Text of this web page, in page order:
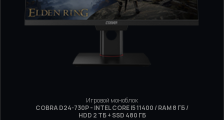
Игровой моноблок
COBRA D24-730P - INTEL CORE I5 11400 / RAM 8 ГБ /
HDD 2 ТБ + SSD 480 ГБ